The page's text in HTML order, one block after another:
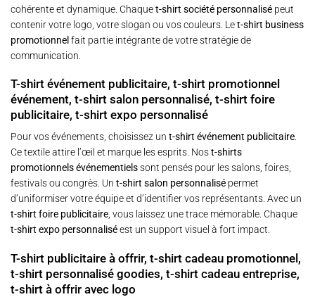
cohérente et dynamique. Chaquet-shirt société personnalisé peut
contenir votre logo, votre slogan ou vos couleurs. Let-shirt business
promotionnel fait partie intégrante de votre stratégie de
communication.
T-shirt événement publicitaire, t-shirt promotionnel
événement, t-shirt salon personnalisé, t-shirt foire
publicitaire, t-shirt expo personnalisé
Pour vos événements, choisissez un t-shirt événement publicitaire
Ce textile attire l’œil et marque les esprits. Nost-shirts
promotionnels événementielssont pensés pour les salons, foires,
festivals ou congrès. Un t-shirt salon personnalisé permet
d’uniformiser votre équipe et d’identifier vos représentants. Avec un
t-shirt foire publicitaire , vous laissez une trace mémorable. Chaque
t-shirt expo personnaliséest un support visuel à fort impact.
T-shirt publicitaire à offrir, t-shirt cadeau promotionnel,
t-shirt personnalisé goodies, t-shirt cadeau entreprise,
t-shirt à offrir avec logo